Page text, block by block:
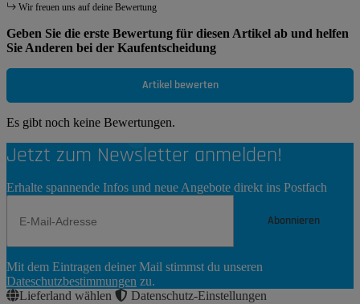
Wir freuen uns auf deine Bewertung
Geben Sie die erste Bewertung für diesen Artikel ab und helfen
Sie Anderen bei der Kaufentscheidung
Artikel bewerten
Es gibt noch keine Bewertungen.
Jetzt zum Newsletter anmelden!
Erhalte spannende Infos und neue Angebote direkt ins Postfach
Abonnieren
Abonnieren
Mit dem Eintragen deiner Mail stimmst du unseren
Dateschutzbestimmungen zu.
Lieferland wählen
Datenschutz-Einstellungen